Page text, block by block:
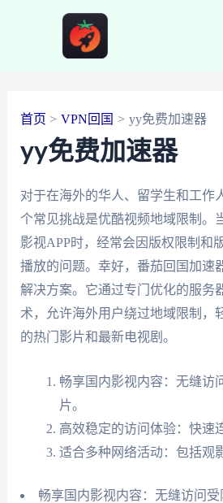
首页 VPN回国 yy免费加速器
yy免费加速器
对于在海外的华人、留学生和工作
个常见挑战是优酷视频地域限制。
影视APP时，经常会因版权限制和
播放的问题。幸好，番茄回国加速
解决方案。它通过专门优化的服务
术，允许海外用户绕过地域限制，
的热门影片和最新电视剧。
畅享国内影视内容：无缝访
片。
高效稳定的访问体验：快速
适合多种网络活动：包括观
畅享国内影视内容：无缝访问受